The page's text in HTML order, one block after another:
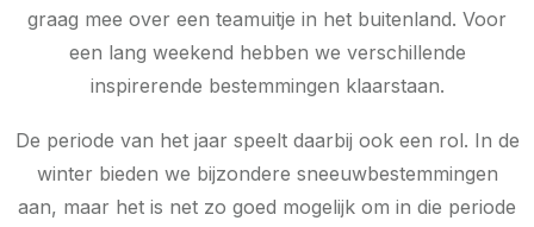
graag mee over een teamuitje in het buitenland. Voor
een lang weekend hebben we verschillende
inspirerende bestemmingen klaarstaan.
De periode van het jaar speelt daarbij ook een rol. In de
winter bieden we bijzondere sneeuwbestemmingen
aan, maar het is net zo goed mogelijk om in die periode